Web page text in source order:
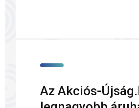
Az Akciós-